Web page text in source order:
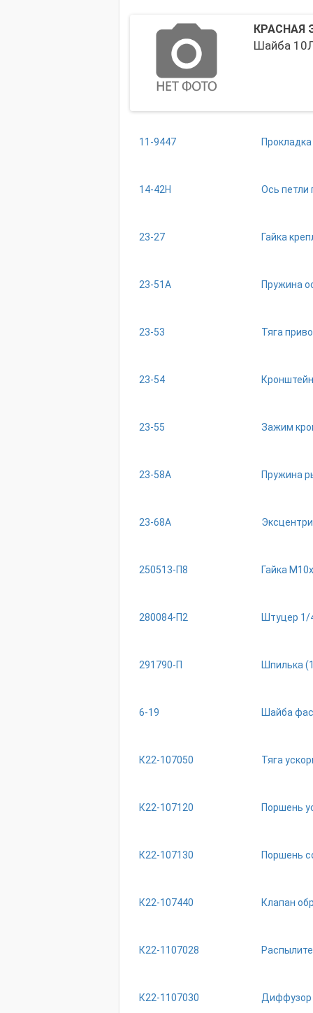
1107063-
Н07121
КРАСНАЯ
Шайба
11-9447
14-42Н Ось петли
23-27 Гайка
23-51А Пружина
23-53 Тяга
23-54
23-55 Зажим
23-58А Пружина
23-68А
250513-П8 Гайка
280084-П2 Штуцер 1/
291790-П Шпилька
6-19 Шайба
К22-107050 Тяга
К22-107120 Поршень
К22-107130 Поршень
К22-107440 Клапан
К22-1107028
К22-1107030 Диффузор